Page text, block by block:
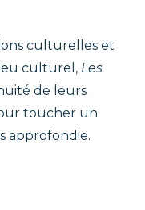
culturelles et
culturel, Les
de leurs
toucher un
approfondie.